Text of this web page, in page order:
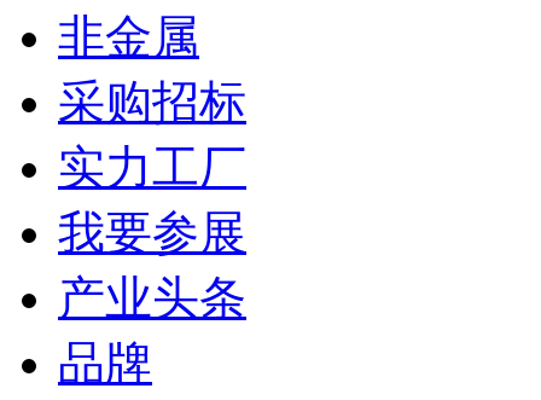
非金属
采购招标
实力工厂
我要参展
产业头条
品牌